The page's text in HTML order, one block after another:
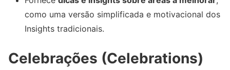
como uma versão simplificada e motivacional dos
Insights tradicionais.
Celebrações (Celebrations)